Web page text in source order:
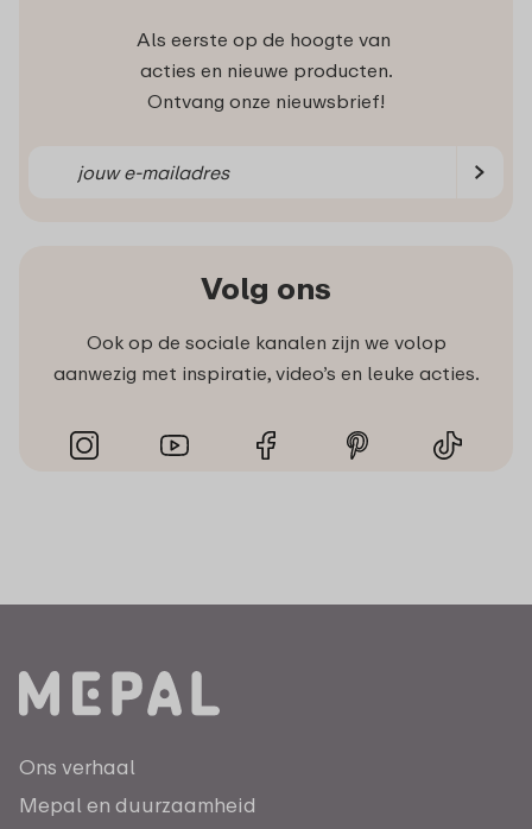
Als eerste op de hoogte van
acties en nieuwe producten.
Ontvang onze nieuwsbrief!
Volg ons
Ook op de sociale kanalen zijn we volop
aanwezig met inspiratie, video’s en leuke acties.
Ons verhaal
Mepal en duurzaamheid